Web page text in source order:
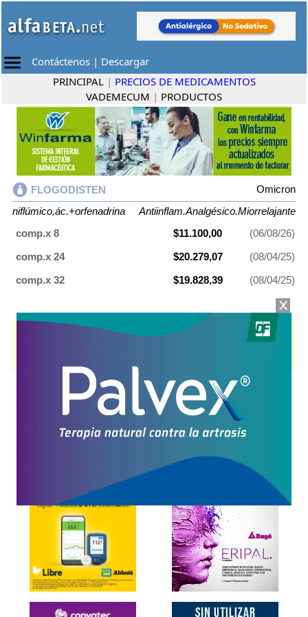
Contáctenos | Descargar
PRINCIPAL | PRECIOS DE MEDICAMENTOS
VADEMECUM | PRODUCTOS
FLOGODISTEN
Omicron
niflúmico,ác.+orfenadrina
Antiinflam.Analgésico.Miorrelajante
comp.x 8
$11.100,00
(06/08/26)
comp.x 24
$20.279,07
(08/04/25)
comp.x 32
$19.828,39 (08/04/25)
contieneniflúmico,ác.+orfenadrina
y se indica como
Explorar más
Otros productos con niflúmico,ác.+orfenadrina
Otros productos de
Omicron